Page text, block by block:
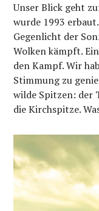
Unser Blick geht
wurde 1993
Gegenlicht der
Wolken kämpft.
den Kampf. Wir
Stimmung zu
wilde Spitzen: der
die Kirchspitze.